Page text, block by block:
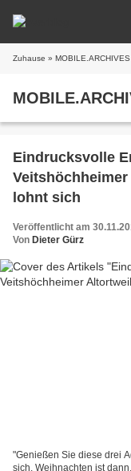
Zuhause » MOBILE.ARCHIVES
Eindrucksvolle
lohnt sich
Veröffentlicht am
Von Dieter Gürz
"Genießen Sie diese drei
sich. Weihnachten ist